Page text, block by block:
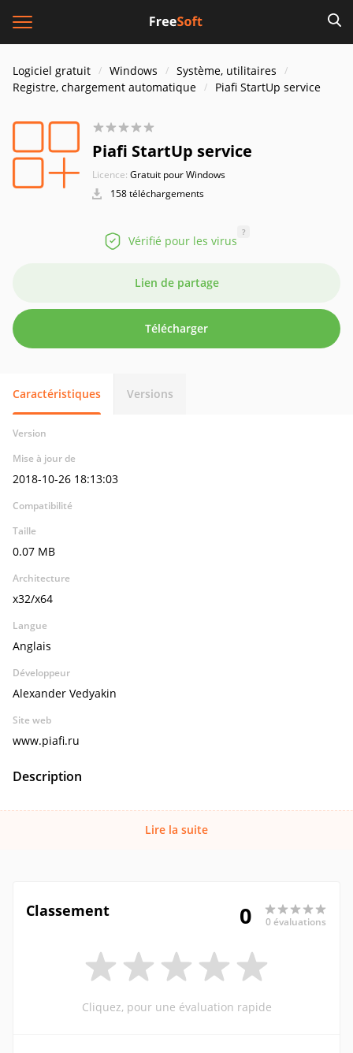
Logiciel gratuit Windows
Système, utilitaires
Registre, chargement automatique
Piafi StartUp service
Piafi StartUp service
Licence: Gratuit pour Windows
158 téléchargements
Vérifié pour les virus
?
Lien de partage
Télécharger
Caractéristiques Versions
Version
Mise à jour de
2018-10-26 18:13:03
Compatibilité
Taille
0.07 MB
Architecture
x32/x64
Langue
Anglais
Développeur
Alexander Vedyakin
Site web
www.piafi.ru
Description
Lire la suite
Classement 0 0 évaluations
Cliquez, pour une évaluation rapide